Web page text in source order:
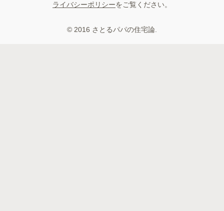
ライバシーポリシーをご覧ください。
© 2016 さとるパパの住宅論.